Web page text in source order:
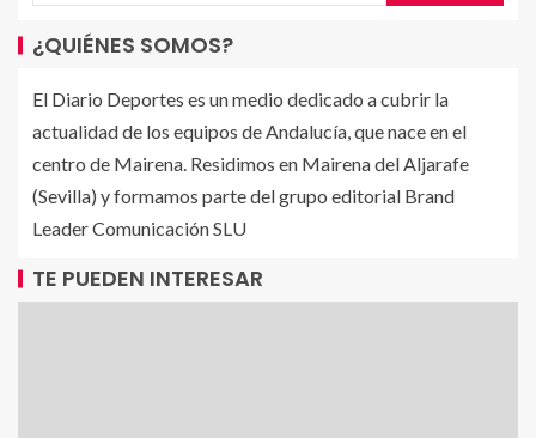
¿QUIÉNES SOMOS?
El Diario Deportes es un medio dedicado a cubrir la
actualidad de los equipos de Andalucía, que nace en el
centro de Mairena. Residimos en Mairena del Aljarafe
(Sevilla) y formamos parte del grupo editorial Brand
Leader Comunicación SLU
TE PUEDEN INTERESAR